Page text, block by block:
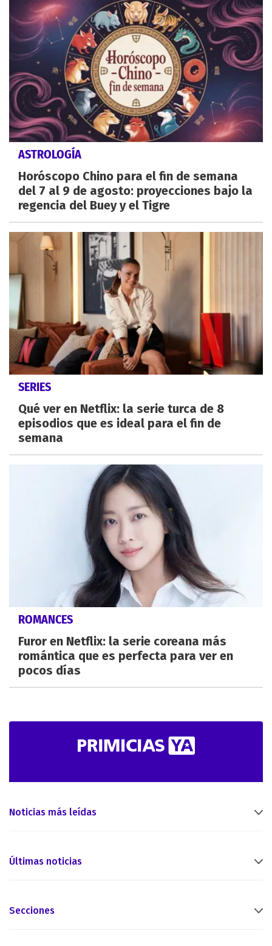
ASTROLOGÍA
Horóscopo Chino para el fin de semana
del 7 al 9 de agosto: proyecciones bajo la
regencia del Buey y el Tigre
SERIES
Qué ver en Netflix: la serie turca de 8
episodios que es ideal para el fin de
semana
ROMANCES
Furor en Netflix: la serie coreana más
romántica que es perfecta para ver en
pocos días
Noticias más leídas
Últimas noticias
Secciones